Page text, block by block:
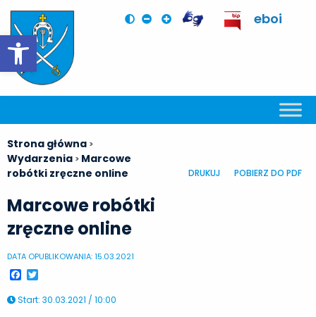
Otwórz pasek narzędzi
eboi
Strona główna >
Wydarzenia > Marcowe
robótki zręczne online
DRUKUJ POBIERZ DO PDF
Marcowe robótki
zręczne online
DATA OPUBLIKOWANIA: 15.03.2021
Facebook
Start: 30.03.2021 / 10:00